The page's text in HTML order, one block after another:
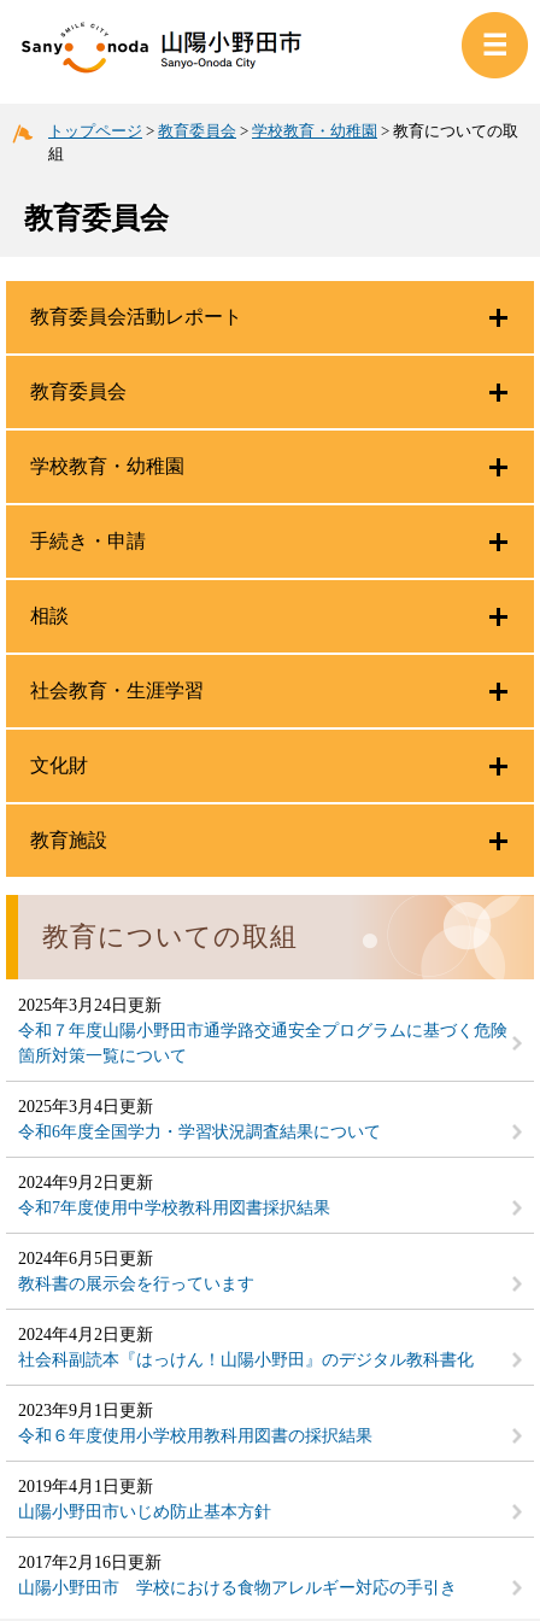
トップページ > 教育委員会 > 学校教育・幼稚園 > 教育についての取
組
教育委員会
教育についての取組
2025年3月24日更新
令和７年度山陽小野田市通学路交通安全プログラムに基づく危険
箇所対策一覧について
2025年3月4日更新
令和6年度全国学力・学習状況調査結果について
2024年9月2日更新
令和7年度使用中学校教科用図書採択結果
2024年6月5日更新
教科書の展示会を行っています
2024年4月2日更新
社会科副読本『はっけん！山陽小野田』のデジタル教科書化
2023年9月1日更新
令和６年度使用小学校用教科用図書の採択結果
2019年4月1日更新
山陽小野田市いじめ防止基本方針
2017年2月16日更新
山陽小野田市 学校における食物アレルギー対応の手引き
教育委員会活動レポート
教育委員会
学校教育・幼稚園
手続き・申請
相談
社会教育・生涯学習
文化財
教育施設